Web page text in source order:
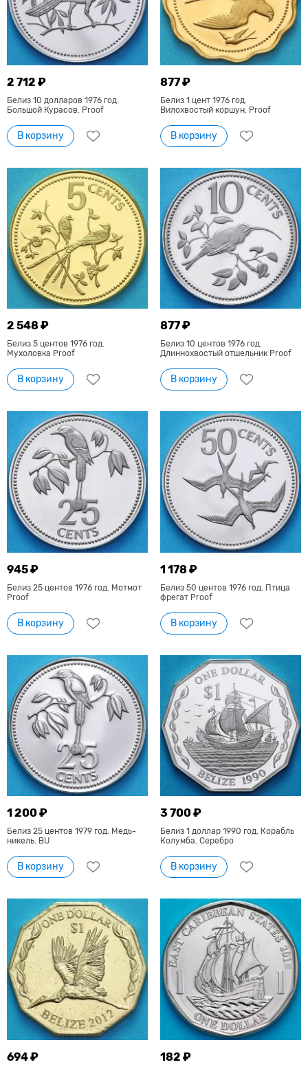
2 712 ₽
Белиз 10 долларов 1976 год.
Большой Курасов. Proof
В корзину
877 ₽
Белиз 1 цент 1976 год.
Вилохвостый коршун. Proof
В корзину
2 548 ₽
Белиз 5 центов 1976 год.
Мухоловка Proof
В корзину
877 ₽
Белиз 10 центов 1976 год.
Длиннохвостый отшельник Proof
В корзину
945 ₽
Белиз 25 центов 1976 год. Мотмот
Proof
В корзину
1 178 ₽
Белиз 50 центов 1976 год. Птица
фрегат Proof
В корзину
1 200 ₽
Белиз 25 центов 1979 год. Медь-
никель. BU
В корзину
3 700 ₽
Белиз 1 доллар 1990 год. Корабль
Колумба. Серебро
В корзину
694 ₽ 182 ₽